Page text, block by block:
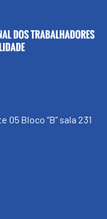
05 Bloco “B” sala 231